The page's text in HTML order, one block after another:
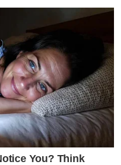
You? Think